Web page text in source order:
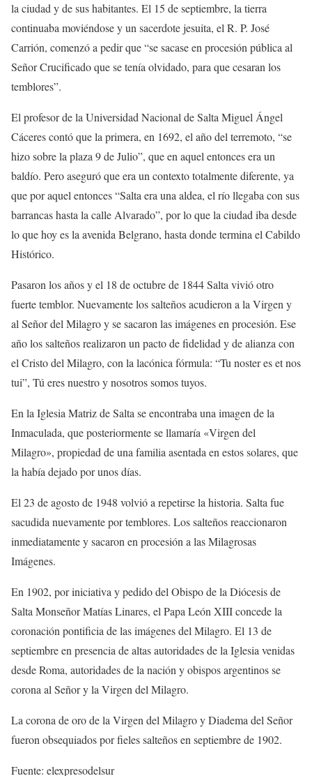
la ciudad y de sus habitantes. El 15 de septiembre, la tierra
continuaba moviéndose y un sacerdote jesuita, el R. P. José
Carrión, comenzó a pedir que “se sacase en procesión pública al
Señor Crucificado que se tenía olvidado, para que cesaran los
temblores”.
El profesor de la Universidad Nacional de Salta Miguel Ángel
Cáceres contó que la primera, en 1692, el año del terremoto, “se
hizo sobre la plaza 9 de Julio”, que en aquel entonces era un
baldío. Pero aseguró que era un contexto totalmente diferente, ya
que por aquel entonces “Salta era una aldea, el río llegaba con sus
barrancas hasta la calle Alvarado”, por lo que la ciudad iba desde
lo que hoy es la avenida Belgrano, hasta donde termina el Cabildo
Histórico.
Pasaron los años y el 18 de octubre de 1844 Salta vivió otro
fuerte temblor. Nuevamente los salteños acudieron a la Virgen y
al Señor del Milagro y se sacaron las imágenes en procesión. Ese
año los salteños realizaron un pacto de fidelidad y de alianza con
el Cristo del Milagro, con la lacónica fórmula: “Tu noster es et nos
tui”, Tú eres nuestro y nosotros somos tuyos.
En la Iglesia Matriz de Salta se encontraba una imagen de la
Inmaculada, que posteriormente se llamaría «Virgen del
Milagro», propiedad de una familia asentada en estos solares, que
la había dejado por unos días.
El 23 de agosto de 1948 volvió a repetirse la historia. Salta fue
sacudida nuevamente por temblores. Los salteños reaccionaron
inmediatamente y sacaron en procesión a las Milagrosas
Imágenes.
En 1902, por iniciativa y pedido del Obispo de la Diócesis de
Salta Monseñor Matías Linares, el Papa León XIII concede la
coronación pontificia de las imágenes del Milagro. El 13 de
septiembre en presencia de altas autoridades de la Iglesia venidas
desde Roma, autoridades de la nación y obispos argentinos se
corona al Señor y la Virgen del Milagro.
La corona de oro de la Virgen del Milagro y Diadema del Señor
fueron obsequiados por fieles salteños en septiembre de 1902.
Fuente: elexpresodelsur